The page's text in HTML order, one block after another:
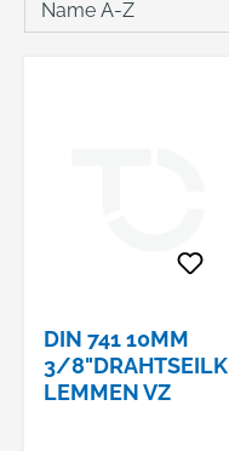
DIN 741 10MM
3/8"DRAHTSEILK
LEMMEN VZ